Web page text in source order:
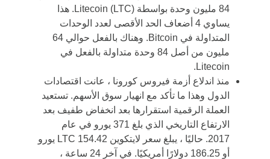
84 مليون وحدة بواسطة Litecoin (LTC). هذا
يساوي 4 أضعاف الحد الأقصى لعدد الوحدات
المتداولة في Bitcoin. وهناك بالفعل حوالي 64
مليون من أصل 84 وحدة متداولة بالفعل في
Litecoin.
منذ اندلاع أزمة فيروس كورونا ، عانت اقتصادات
الدول وهذا ما تأكد مع انهيار سوق الأسهم. تستعيد
العملة الرقمية استقرارها بعد انخفاض طفيف بعد
الارتفاع التاريخي الذي بلغ 371 يورو في عام
2017. حاليًا ، يبلغ سعر لايتكوين LTC 154.42 يورو
أو 186.25 دولارًا أمريكيًا. في آخر 24 ساعة ،